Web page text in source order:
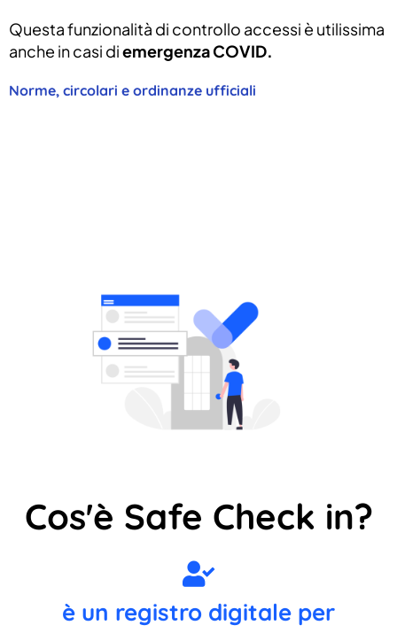
Questa funzionalità di controllo accessi è utilissima
anche in casi diemergenza COVID.
Norme, circolari e ordinanze ufficiali
Cos'è Safe Check in?
è un registro digitale per